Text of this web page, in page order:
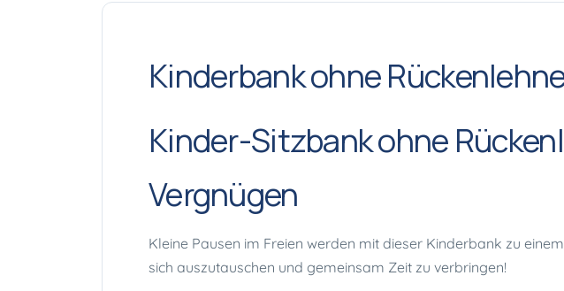
Kinderbank ohne
Kinder-Sitzbank ohne
Vergnügen
Kleine Pausen im Freien werden mit dieser Kinderbank zu
sich auszutauschen und gemeinsam Zeit zu verbringen!